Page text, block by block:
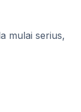
mulai serius,